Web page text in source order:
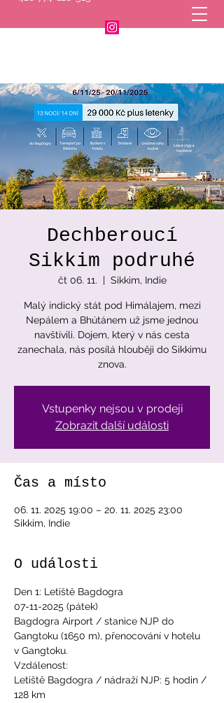
Dechberoucí
Sikkim podruhé
čt 06. 11.
  |
Sikkim, Indie
Malý indický stát pod Himálajem, mezi
Nepálem a Bhútánem už jsme jednou
navštívili. Dojem, který v nás cesta
zanechala, nás posílá hlouběji do Sikkimu
znova.
Vstupenky nejsou v prodeji
Zobrazit další události
Čas a místo
06. 11. 2025 19:00 – 20. 11. 2025 23:00
Sikkim, Indie
O události
Den 1: Letiště Bagdogra
07-11-2025 (pátek)
Bagdogra Airport / stanice NJP do
Gangtoku (1650 m), přenocování v hotelu
v Gangtoku.
Vzdálenost:
Letiště Bagdogra / nádraží NJP: 5 hodin /
128 km